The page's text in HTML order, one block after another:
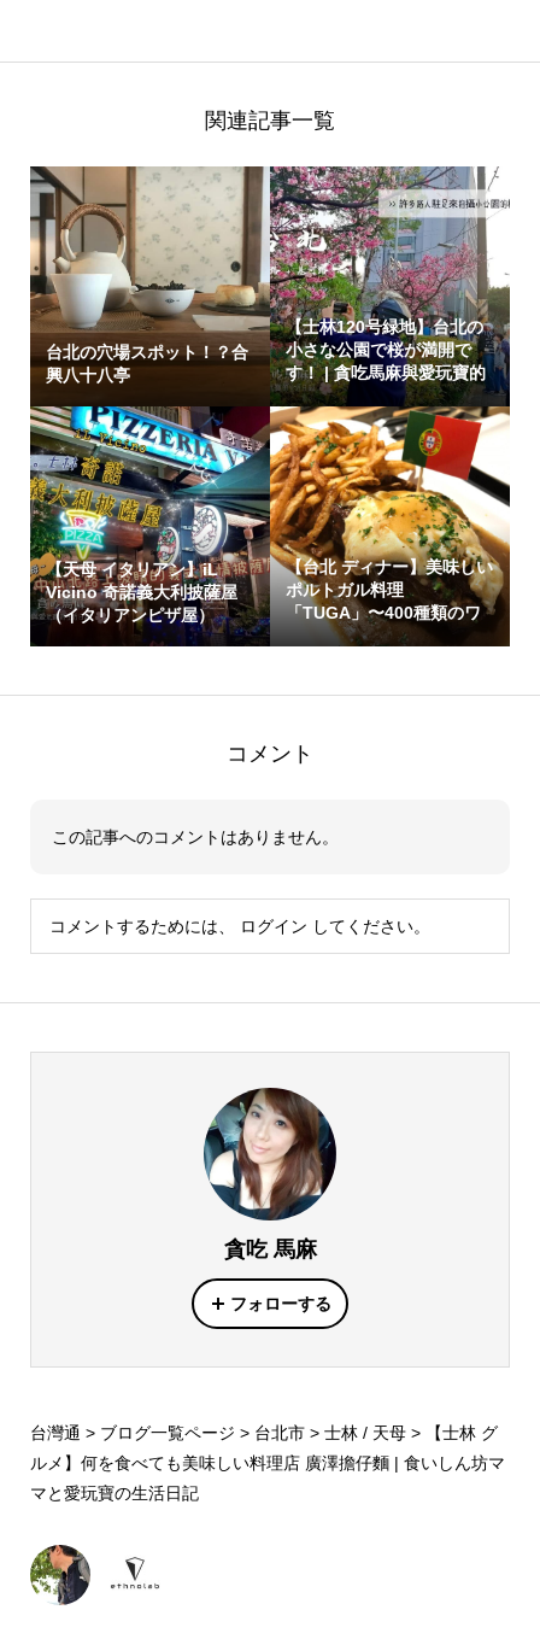
関連記事一覧
台北の穴場スポット！？合
興八十八亭
【士林120号緑地】台北の
小さな公園で桜が満開で
す！ | 貪吃馬麻與愛玩寶的
生活日記
【天母 イタリアン】iL
Vicino 奇諾義大利披薩屋
（イタリアンピザ屋）
【台北 ディナー】美味しい
ポルトガル料理
「TUGA」〜400種類のワ
インが楽しめます
コメント
この記事へのコメントはありません。
コメントするためには、 ログイン してください。
貪吃 馬麻
フォローする
台灣通 > ブログ一覧ページ > 台北市> 士林 / 天母>
【士林 グ
ルメ】何を食べても美味しい料理店 廣澤擔仔麵 | 食いしん坊マ
マと愛玩寶の生活日記